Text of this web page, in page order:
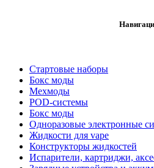
Стартовые наборы
Бокс моды
Мехмоды
POD-системы
Бокс моды
Одноразовые электронные
Жидкости для vape
Конструкторы жидкостей
Испарители, картриджи,